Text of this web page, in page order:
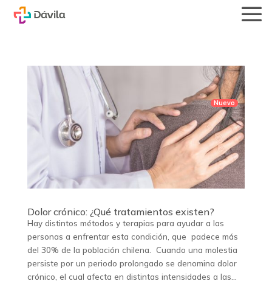
Dolor crónico: ¿Qué tratamientos existen?
Hay distintos métodos y terapias para ayudar a las
personas a enfrentar esta condición, que padece más
del 30% de la población chilena. Cuando una molestia
persiste por un periodo prolongado se denomina dolor
crónico, el cual afecta en distintas intensidades a las...